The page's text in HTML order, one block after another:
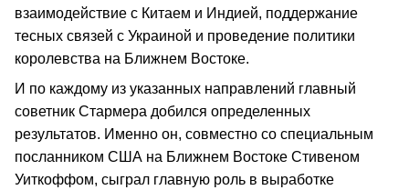
взаимодействие с Китаем и Индией, поддержание
тесных связей с Украиной и проведение политики
королевства на Ближнем Востоке.
И по каждому из указанных направлений главный
советник Стармера добился определенных
результатов. Именно он, совместно со специальным
посланником США на Ближнем Востоке Стивеном
Уиткоффом, сыграл главную роль в выработке